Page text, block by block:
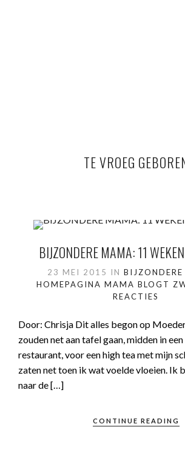
TE VROEG
BIJZONDERE MAMA: 11
23 MEI 2015 IN
HOMEPAGINA MAMA BLOGT
REACTIES
Door: Chrisja Dit alles begon op
zouden net aan tafel gaan, midden in
restaurant, voor een high tea met mijn
zaten net toen ik wat voelde vloeien. Ik
naar de […]
CONTINUE READING